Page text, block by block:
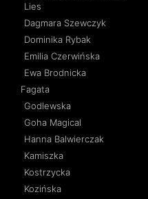
Lies
Dagmara Szewczyk
Dominika Rybak
Emilia Czerwińska
Ewa Brodnicka
Fagata
Godlewska
Goha Magical
Hanna Balwierczak
Kamiszka
Kostrzycka
Kozińska